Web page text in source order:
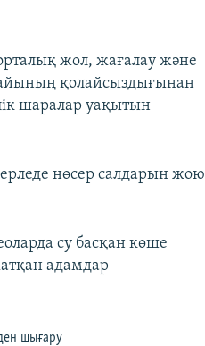
жол, жағалау және
қолайсыздығынан
шаралар уақытын
нөсер салдарын жою
су басқан көше
адамдар
шығару